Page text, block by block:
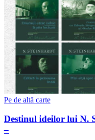
Pe de altă carte
Destinul ideilor lui N.
–